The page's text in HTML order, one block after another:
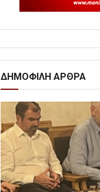
ΔΗΜΟΦΙΛΗ ΑΡΘΡΑ